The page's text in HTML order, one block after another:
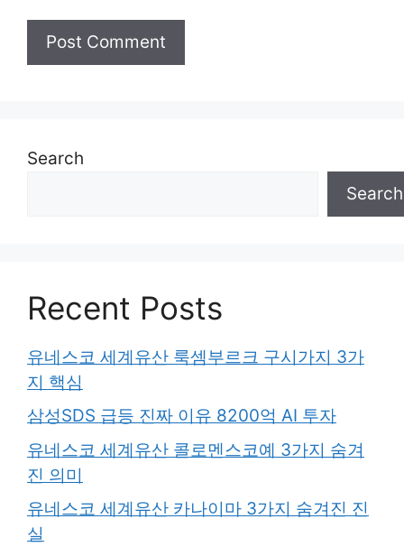
Search
Search
Recent Posts
유네스코 세계유산 룩셈부르크 구시가지 3가
지 핵심
삼성SDS 급등 진짜 이유 8200억 AI 투자
유네스코 세계유산 콜로멘스코예 3가지 숨겨
진 의미
유네스코 세계유산 카나이마 3가지 숨겨진 진
실